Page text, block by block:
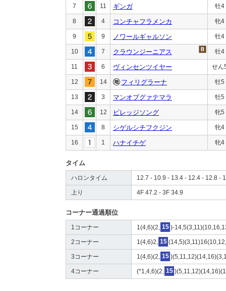
7 11 ギンガ 牡4
8 4 コンチャフラメンカ 牝4
9 9 ノワールギャルソン 牡4
10 7 クラウンジーニアス 牡4
11 6 ヴィンセンツイヤー せん
12 14 フィリグラーナ 牡5
13 3 マンオブグァテマラ 牡5
14 12 ビレッジソング 牝5
15 8 シゲルシチフクジン 牝4
16 1 ハナイチゲ 牝4
タイム
ハロンタイム 12.7 - 10.9 - 13.4 - 12.4 - 12.8 -
上り 4F 47.2 - 3F 34.9
コーナー通過順位
1コーナー 1(4,6)(2, 15 )-
2コーナー 1(4,6)2, 15
3コーナー 1(4,6)(2, 15
4コーナー (*1,4,6)(2, 15